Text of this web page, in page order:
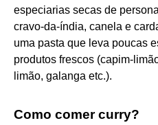
especiarias secas de
cravo-da-índia, canela e
uma pasta que leva poucas
produtos frescos (capim-
limão, galanga etc.).
Como comer curry?